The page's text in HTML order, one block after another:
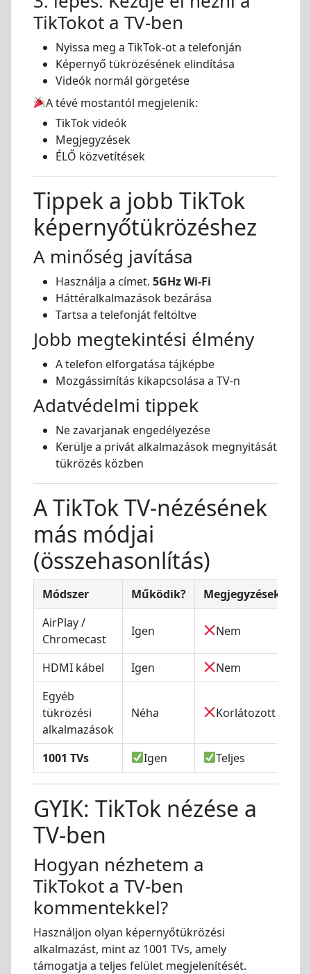
TikTokot a TV-ben
Nyissa meg a TikTok-ot a telefonján
Képernyő tükrözésének elindítása
Videók normál görgetése
A tévé mostantól megjelenik:
TikTok videók
Megjegyzések
ÉLŐ közvetítések
Tippek a jobb TikTok
képernyőtükrözéshez
A minőség javítása
Használja a címet. 5GHz Wi-Fi
Háttéralkalmazások bezárása
Tartsa a telefonját feltöltve
Jobb megtekintési élmény
A telefon elforgatása tájképbe
Mozgássimítás kikapcsolása a TV-n
Adatvédelmi tippek
Ne zavarjanak engedélyezése
Kerülje a privát alkalmazások megnyitását
tükrözés közben
A TikTok TV-nézésének
más módjai
(összehasonlítás)
Módszer Működik? Megjegyzések
AirPlay /
Chromecast
Igen Nem
HDMI kábel Igen Nem
Egyéb
tükrözési
alkalmazások
Néha Korlátozott
1001 TVs Igen Teljes
GYIK: TikTok nézése a
TV-ben
Hogyan nézhetem a
TikTokot a TV-ben
kommentekkel?
Használjon olyan képernyőtükrözési
alkalmazást, mint az 1001 TVs, amely
támogatja a teljes felület megjelenítését.